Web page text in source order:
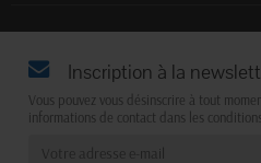
Inscription à la
Vous pouvez vous désinscrire à tout
informations de contact dans les